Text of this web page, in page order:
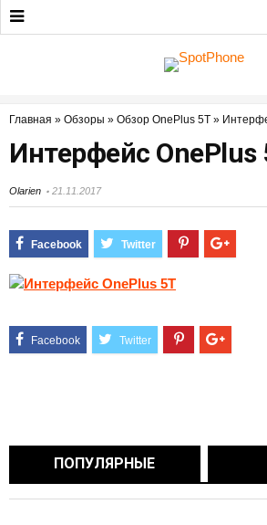
Главная » Обзоры » Обзор OnePlus 5T »
Интерфейс OnePlus
Olarien 21.11.2017
ПОПУЛЯРНЫЕ